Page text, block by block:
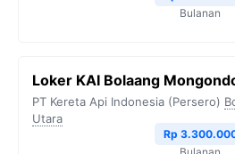
Bulanan
Loker KAI Bolaang
PT Kereta Api Indonesia (Persero)
Utara
Rp